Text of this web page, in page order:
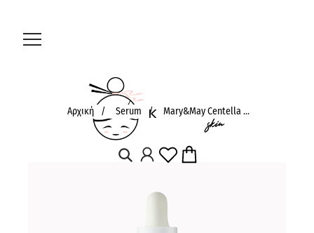
Αρχική / Serum / Mary&May Centella ...